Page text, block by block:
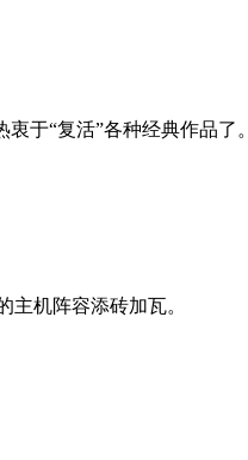
于“复活”各种经典作品了。
机阵容添砖加瓦。